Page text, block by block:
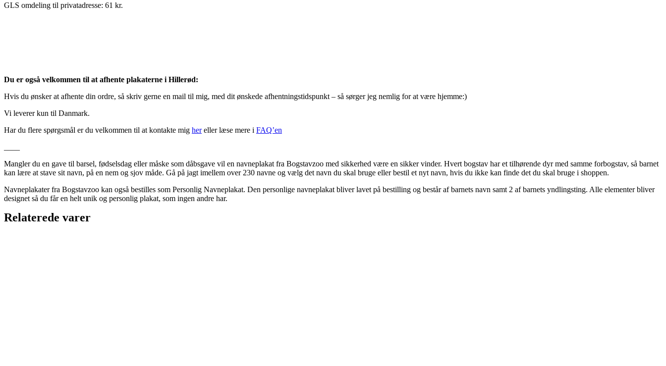
GLS omdeling til privatadresse: 61 kr.
Du er også velkommen til at afhente plakaterne i Hillerød:
Hvis du ønsker at afhente din ordre, så skriv gerne en mail til mig, med dit ønskede afhentningstidspunkt – så sørger jeg nemlig for at være hjemme:)
Vi leverer kun til Danmark.
Har du flere spørgsmål er du velkommen til at kontakte mig hereller læse mere i FAQ’en
Mangler du en gave til barsel, fødselsdag eller måske som dåbsgave vil en navneplakat fra Bogstavzoo med sikkerhed være en sikker vinder. Hvert bogstav har et tilhørende dyr med samme forbogstav, så barnet
kan lære at stave sit navn, på en nem og sjov måde. Gå på jagt imellem over 230 navne og vælg det navn du skal bruge eller bestil et nyt navn, hvis du ikke kan finde det du skal bruge i shoppen.
Navneplakater fra Bogstavzoo kan også bestilles som Personlig Navneplakat. Den personlige navneplakat bliver lavet på bestilling og består af barnets navn samt 2 af barnets yndlingsting. Alle elementer bliver
designet så du får en helt unik og personlig plakat, som ingen andre har.
Relaterede varer